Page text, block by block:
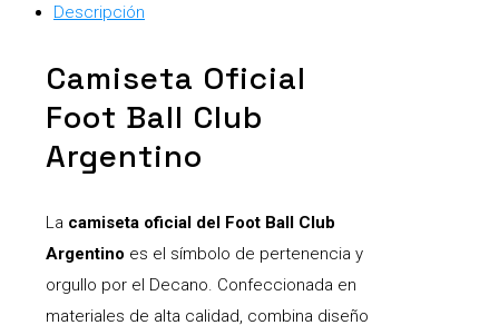
Descripción
Camiseta Oficial
Foot Ball Club
Argentino
La camiseta oficial del Foot Ball Club
Argentino es el símbolo de pertenencia y
orgullo por el Decano. Confeccionada en
materiales de alta calidad, combina diseño